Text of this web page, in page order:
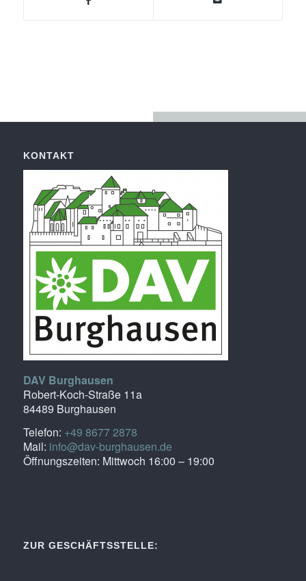
KONTAKT
DAV Burghausen
Robert-Koch-Straße 11a
84489 Burghausen
Telefon: +49 8677 2878
Mail: info@dav-burghausen.de
Öffnungszeiten: Mittwoch 16:00 – 19:00
ZUR GESCHÄFTSSTELLE: